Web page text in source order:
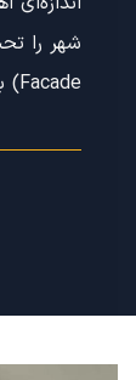
Facade) به دلیل ویژگی‌های منحصر